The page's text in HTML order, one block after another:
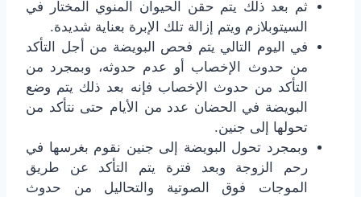
ثم بعد ذلك يتم حقن الحيوان المنوي المختار في
السيتوبلازم ويتم إزالة تلك الإبرة بعناية شديدة.
في اليوم التالي يتم فحص البويضة من أجل التأكد
من حدوث الإخصاب أو عدم حدوثه، وبمجرد من
التأكد من حدوث الإخصاب فإنه بعد ذلك يتم وضع
البويضة في الحضان عدد من الأيام حتى نتأكد من
تحولها إلى جنين.
وبمجرد تحول البويضة إلى جنين نقوم بغرسها في
رحم الزوجة وبعد فترة يتم التأكد عن طريق
الموجات فوق الصوتية والتحاليل من حدوث